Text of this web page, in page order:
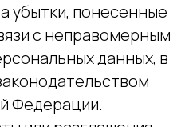
убытки, понесенные
с неправомерным
данных, в
Федерации.